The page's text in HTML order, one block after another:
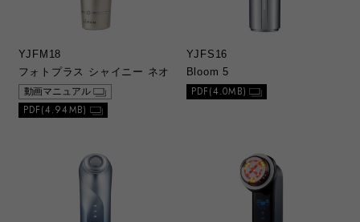
YJFM18
フォトプラス シャイニー ネオ
動画マニュアル
PDF(4.94MB)
YJFS16
Bloom 5
PDF(4.0MB)